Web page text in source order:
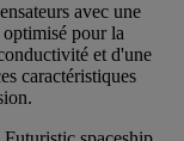
avec une
pour la
et d'une
caractéristiques